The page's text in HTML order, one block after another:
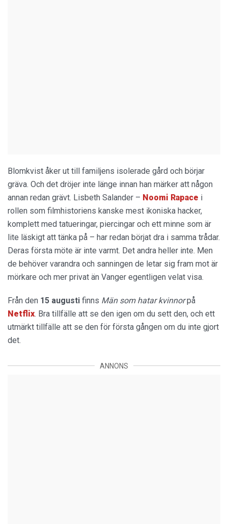
Blomkvist åker ut till familjens isolerade gård och börjar
gräva. Och det dröjer inte länge innan han märker att någon
annan redan grävt. Lisbeth Salander – Noomi Rapace i
rollen som filmhistoriens kanske mest ikoniska hacker,
komplett med tatueringar, piercingar och ett minne som är
lite läskigt att tänka på – har redan börjat dra i samma trådar.
Deras första möte är inte varmt. Det andra heller inte. Men
de behöver varandra och sanningen de letar sig fram mot är
mörkare och mer privat än Vanger egentligen velat visa.
Från den 15 augusti finns Män som hatar kvinnorpå
Netflix. Bra tillfälle att se den igen om du sett den, och ett
utmärkt tillfälle att se den för första gången om du inte gjort
det.
ANNONS